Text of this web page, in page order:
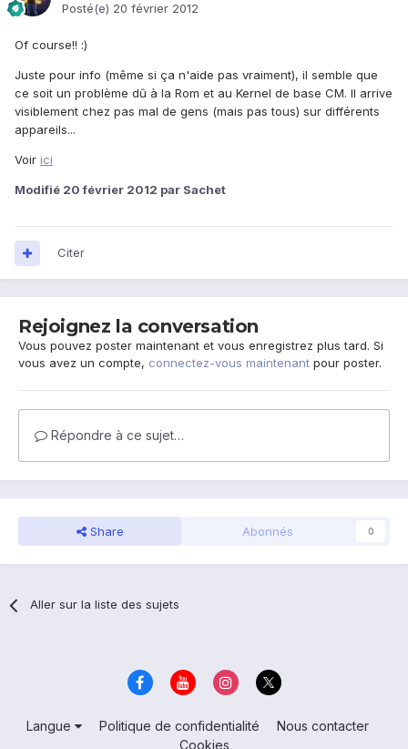
Posté(e) 20 février 2012
Of course!! :)
Juste pour info (même si ça n'aide pas vraiment), il semble que
ce soit un problème dû à la Rom et au Kernel de base CM. Il arrive
visiblement chez pas mal de gens (mais pas tous) sur différents
appareils...
Voir ici
Modifié 20 février 2012 par Sachet
Citer
Rejoignez la conversation
Vous pouvez poster maintenant et vous enregistrez plus tard. Si
vous avez un compte, connectez-vous maintenant pour poster.
Répondre à ce sujet…
Share Abonnés 0
Aller sur la liste des sujets
Langue Politique de confidentialité
Nous contacter
Cookies